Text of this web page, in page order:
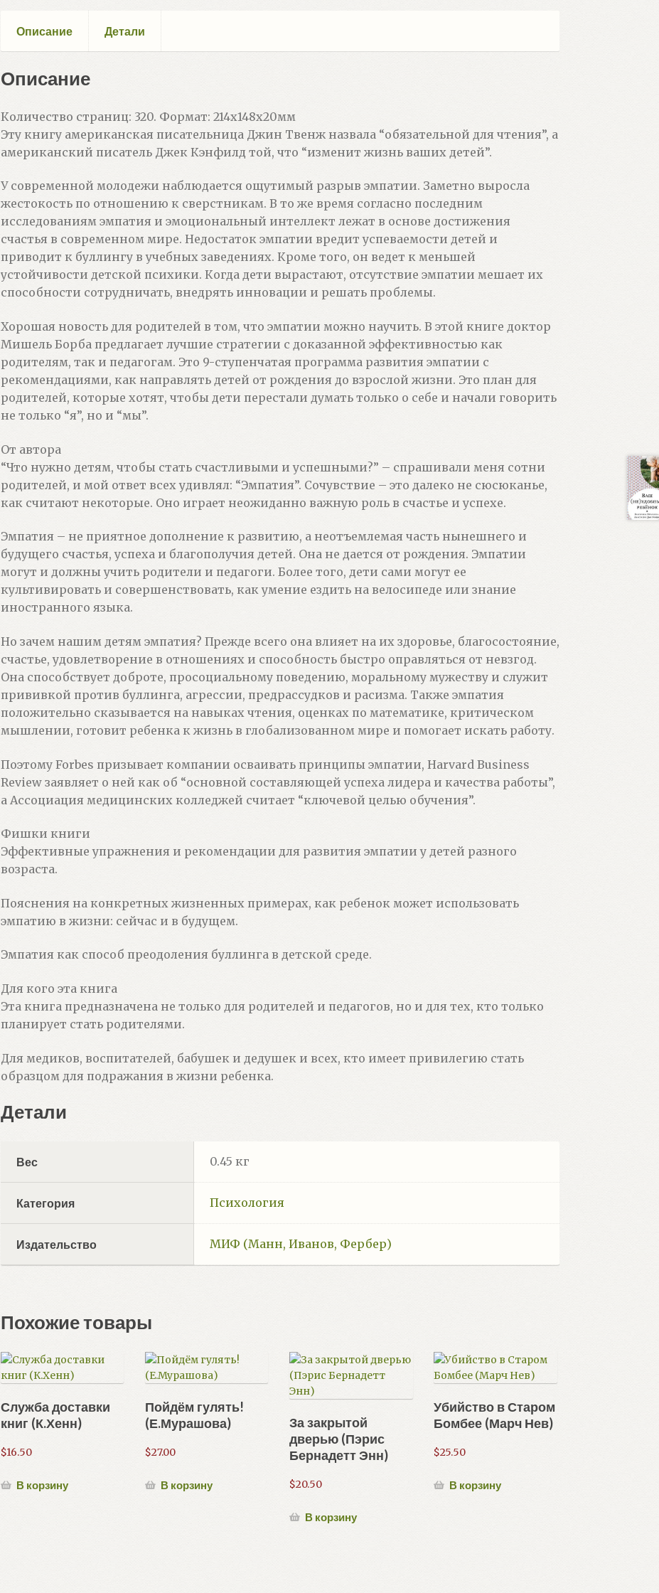
Описание Детали
Описание
Количество страниц: 320. Формат: 214x148x20мм
Эту книгу американская писательница Джин Твенж назвала “обязательной для чтения”, а
американский писатель Джек Кэнфилд той, что “изменит жизнь ваших детей”.
У современной молодежи наблюдается ощутимый разрыв эмпатии. Заметно выросла
жестокость по отношению к сверстникам. В то же время согласно последним
исследованиям эмпатия и эмоциональный интеллект лежат в основе достижения
счастья в современном мире. Недостаток эмпатии вредит успеваемости детей и
приводит к буллингу в учебных заведениях. Кроме того, он ведет к меньшей
устойчивости детской психики. Когда дети вырастают, отсутствие эмпатии мешает их
способности сотрудничать, внедрять инновации и решать проблемы.
Хорошая новость для родителей в том, что эмпатии можно научить. В этой книге доктор
Мишель Борба предлагает лучшие стратегии с доказанной эффективностью как
родителям, так и педагогам. Это 9-ступенчатая программа развития эмпатии с
рекомендациями, как направлять детей от рождения до взрослой жизни. Это план для
родителей, которые хотят, чтобы дети перестали думать только о себе и начали говорить
не только “я”, но и “мы”.
От автора
“Что нужно детям, чтобы стать счастливыми и успешными?” – спрашивали меня сотни
родителей, и мой ответ всех удивлял: “Эмпатия”. Сочувствие – это далеко не сюсюканье,
как считают некоторые. Оно играет неожиданно важную роль в счастье и успехе.
Эмпатия – не приятное дополнение к развитию, а неотъемлемая часть нынешнего и
будущего счастья, успеха и благополучия детей. Она не дается от рождения. Эмпатии
могут и должны учить родители и педагоги. Более того, дети сами могут ее
культивировать и совершенствовать, как умение ездить на велосипеде или знание
иностранного языка.
Но зачем нашим детям эмпатия? Прежде всего она влияет на их здоровье, благосостояние,
счастье, удовлетворение в отношениях и способность быстро оправляться от невзгод.
Она способствует доброте, просоциальному поведению, моральному мужеству и служит
прививкой против буллинга, агрессии, предрассудков и расизма. Также эмпатия
положительно сказывается на навыках чтения, оценках по математике, критическом
мышлении, готовит ребенка к жизнь в глобализованном мире и помогает искать работу.
Поэтому Forbes призывает компании осваивать принципы эмпатии, Harvard Business
Review заявляет о ней как об “основной составляющей успеха лидера и качества работы”,
а Ассоциация медицинских колледжей считает “ключевой целью обучения”.
Фишки книги
Эффективные упражнения и рекомендации для развития эмпатии у детей разного
возраста.
Пояснения на конкретных жизненных примерах, как ребенок может использовать
эмпатию в жизни: сейчас и в будущем.
Эмпатия как способ преодоления буллинга в детской среде.
Для кого эта книга
Эта книга предназначена не только для родителей и педагогов, но и для тех, кто только
планирует стать родителями.
Для медиков, воспитателей, бабушек и дедушек и всех, кто имеет привилегию стать
образцом для подражания в жизни ребенка.
Детали
Вес 0.45 кг
Категория Психология
Издательство МИФ (Манн, Иванов, Фербер)
Похожие товары
Служба доставки
книг (К.Хенн)
$16.50
В корзину
Пойдём гулять!
(Е.Мурашова)
$27.00
В корзину
За закрытой
дверью (Пэрис
Бернадетт Энн)
$20.50
В корзину
Убийство в Старом
Бомбее (Марч Нев)
$25.50
В корзину